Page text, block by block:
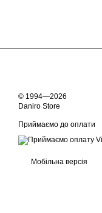
© 1994—2026
Daniro Store
Приймаємо до оплати
Мобільна версія